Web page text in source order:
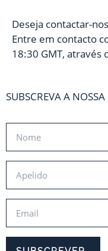
Deseja contactar-
Entre em contacto
18:30 GMT, através
SUBSCREVA A NOSSA